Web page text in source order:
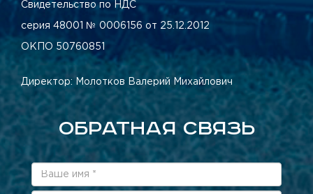
Свидетельство по НДС
серия 48001 № 0006156 от 25.12.2012
ОКПО 50760851
Директор: Молотков Валерий Михайлович
ОБРАТНАЯ СВЯЗЬ